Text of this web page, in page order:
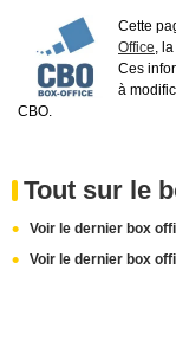
Cette
Office,
Ces
à
CBO.
Tout sur le
Voir le dernier box
Voir le dernier box